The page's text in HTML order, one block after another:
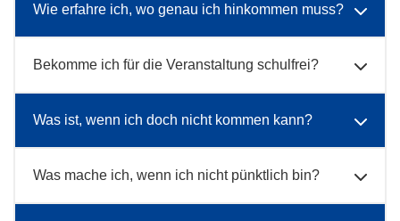
Wie erfahre ich, wo genau ich hinkommen muss?
Bekomme ich für die Veranstaltung schulfrei?
Was ist, wenn ich doch nicht kommen kann?
Was mache ich, wenn ich nicht pünktlich bin?